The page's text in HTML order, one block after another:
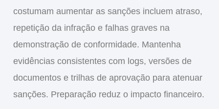
costumam aumentar as sanções incluem atraso,
repetição da infração e falhas graves na
demonstração de conformidade. Mantenha
evidências consistentes com logs, versões de
documentos e trilhas de aprovação para atenuar
sanções. Preparação reduz o impacto financeiro.